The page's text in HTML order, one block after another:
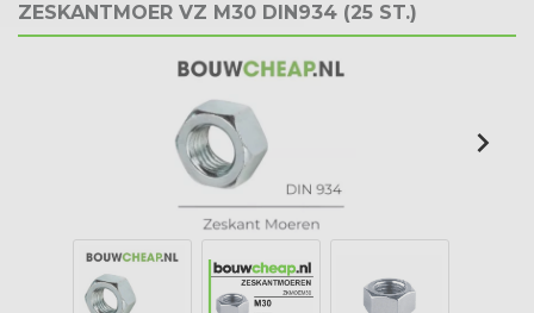
ZESKANTMOER VZ M30 DIN934 (25 ST.)